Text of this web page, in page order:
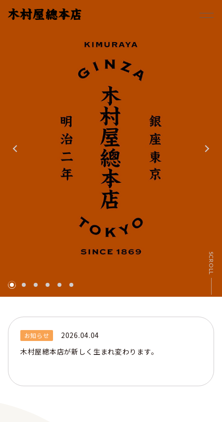
SCROLL
お知らせ
2026.04.04
木村屋總本店が新しく生まれ変わります。